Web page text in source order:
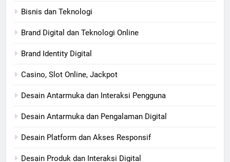
Bisnis dan Teknologi
Brand Digital dan Teknologi Online
Brand Identity Digital
Casino, Slot Online, Jackpot
Desain Antarmuka dan Interaksi Pengguna
Desain Antarmuka dan Pengalaman Digital
Desain Platform dan Akses Responsif
Desain Produk dan Interaksi Digital